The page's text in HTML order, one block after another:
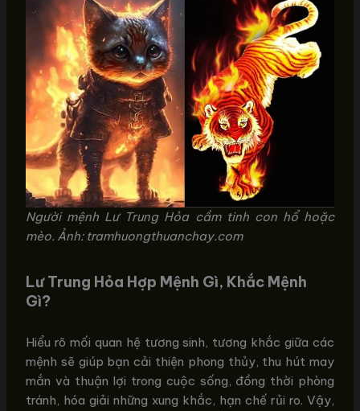
Người mệnh Lư Trung Hỏa cầm tinh con hổ hoặc
mèo. Ảnh: tramhuongthuanchay.com
Lư Trung Hỏa Hợp Mệnh Gì, Khắc Mệnh
Gì?
Hiểu rõ mối quan hệ tương sinh, tương khắc giữa các
mệnh sẽ giúp bạn cải thiện phong thủy, thu hút may
mắn và thuận lợi trong cuộc sống, đồng thời phòng
tránh, hóa giải những xung khắc, hạn chế rủi ro. Vậy,